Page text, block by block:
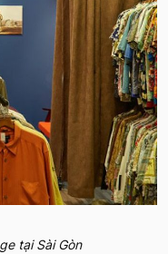
tại Sài Gòn